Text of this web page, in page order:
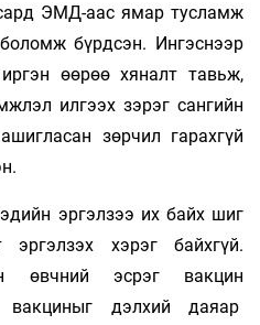
ЭМД-аас ямар тусламж
бүрдсэн. Ингэснээр
өөрөө хяналт тавьж,
илгээх зэрэг сангийн
зөрчил гарахгүй
эргэлзээ их байх шиг
хэрэг байхгүй.
өвчний эсрэг вакцин
вакциныг дэлхий даяар